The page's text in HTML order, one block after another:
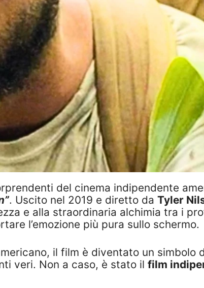
del cinema indipendente
. Uscito nel 2019 e diretto da Tyler
e alla straordinaria alchimia tra i
l’emozione più pura sullo schermo.
il film è diventato un simbolo
veri. Non a caso, è stato il film